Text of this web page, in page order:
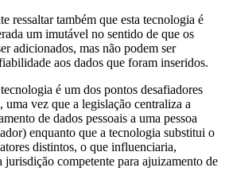
ressaltar também que esta tecnologia é
um imutável no sentido de que os
adicionados, mas não podem ser
aos dados que foram inseridos.
é um dos pontos desafiadores
vez que a legislação centraliza a
de dados pessoais a uma pessoa
enquanto que a tecnologia substitui o
distintos, o que influenciaria,
competente para ajuizamento de